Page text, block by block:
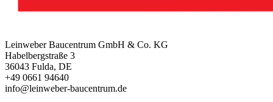
Leinweber Baucentrum GmbH & Co. KG
Habelbergstraße 3
36043 Fulda, DE
+49 0661 94640
info@leinweber-baucentrum.de